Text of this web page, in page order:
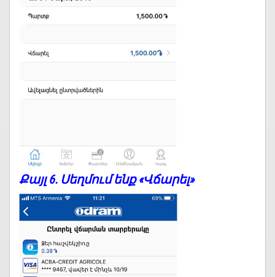
Քայլ 6. Սեղմում ենք «Վճարել»